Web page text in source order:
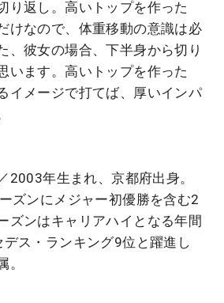
り返し。高いトップを作った
けなので、体重移動の意識は必
、彼女の場合、下半身から切り
います。高いトップを作った
イメージで打てば、厚いインパ
2003年生まれ、京都府出身。
ズンにメジャー初優勝を含む2
ズンはキャリアハイとなる年間
ス・ランキング9位と躍進し
。